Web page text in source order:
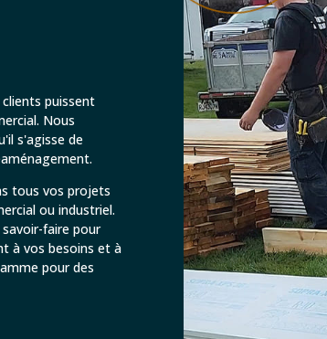
puissent
Nous
s'agisse de
tous vos projets
ou industriel.
faire pour
à vos besoins et à
pour des